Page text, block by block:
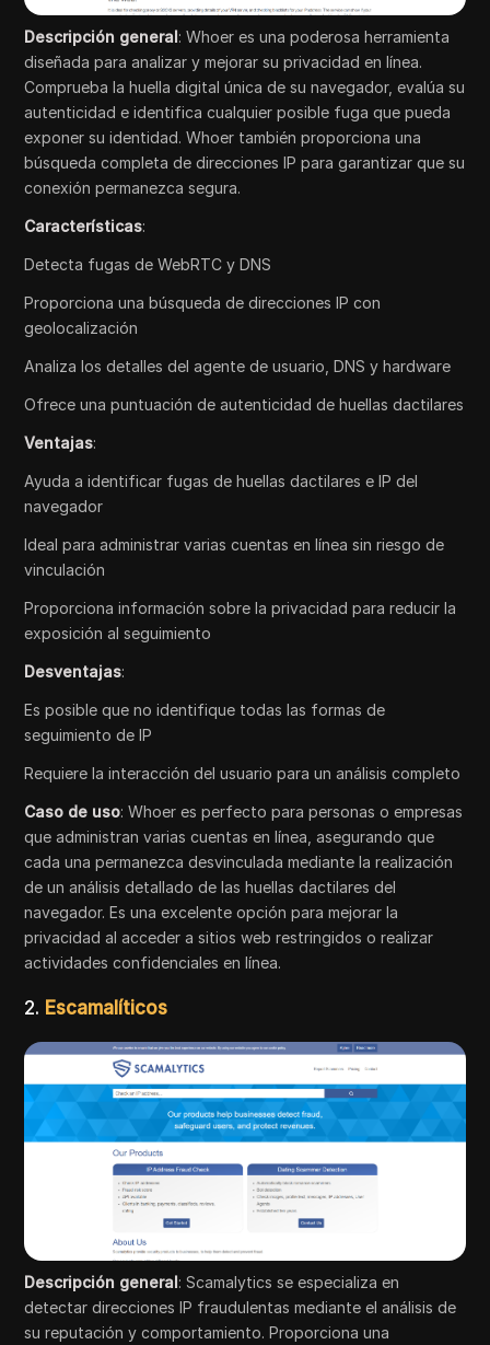
Descripción general: Whoer es una poderosa herramienta
diseñada para analizar y mejorar su privacidad en línea.
Comprueba la huella digital única de su navegador, evalúa su
autenticidad e identifica cualquier posible fuga que pueda
exponer su identidad. Whoer también proporciona una
búsqueda completa de direcciones IP para garantizar que su
conexión permanezca segura.
Características:
Detecta fugas de WebRTC y DNS
Proporciona una búsqueda de direcciones IP con
geolocalización
Analiza los detalles del agente de usuario, DNS y hardware
Ofrece una puntuación de autenticidad de huellas dactilares
Ventajas:
Ayuda a identificar fugas de huellas dactilares e IP del
navegador
Ideal para administrar varias cuentas en línea sin riesgo de
vinculación
Proporciona información sobre la privacidad para reducir la
exposición al seguimiento
Desventajas:
Es posible que no identifique todas las formas de
seguimiento de IP
Requiere la interacción del usuario para un análisis completo
Caso de uso: Whoer es perfecto para personas o empresas
que administran varias cuentas en línea, asegurando que
cada una permanezca desvinculada mediante la realización
de un análisis detallado de las huellas dactilares del
navegador. Es una excelente opción para mejorar la
privacidad al acceder a sitios web restringidos o realizar
actividades confidenciales en línea.
2. Escamalíticos
Descripción general: Scamalytics se especializa en
detectar direcciones IP fraudulentas mediante el análisis de
su reputación y comportamiento. Proporciona una